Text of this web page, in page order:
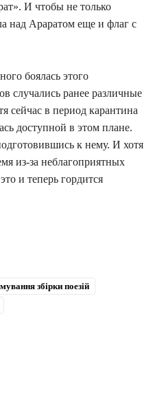
И чтобы не только
над Араратом еще и флаг с
боялась этого
случались ранее различные
сейчас в период карантина
доступной в этом плане.
к нему. И хотя
из-за неблагоприятных
и теперь гордится
збірки поезій